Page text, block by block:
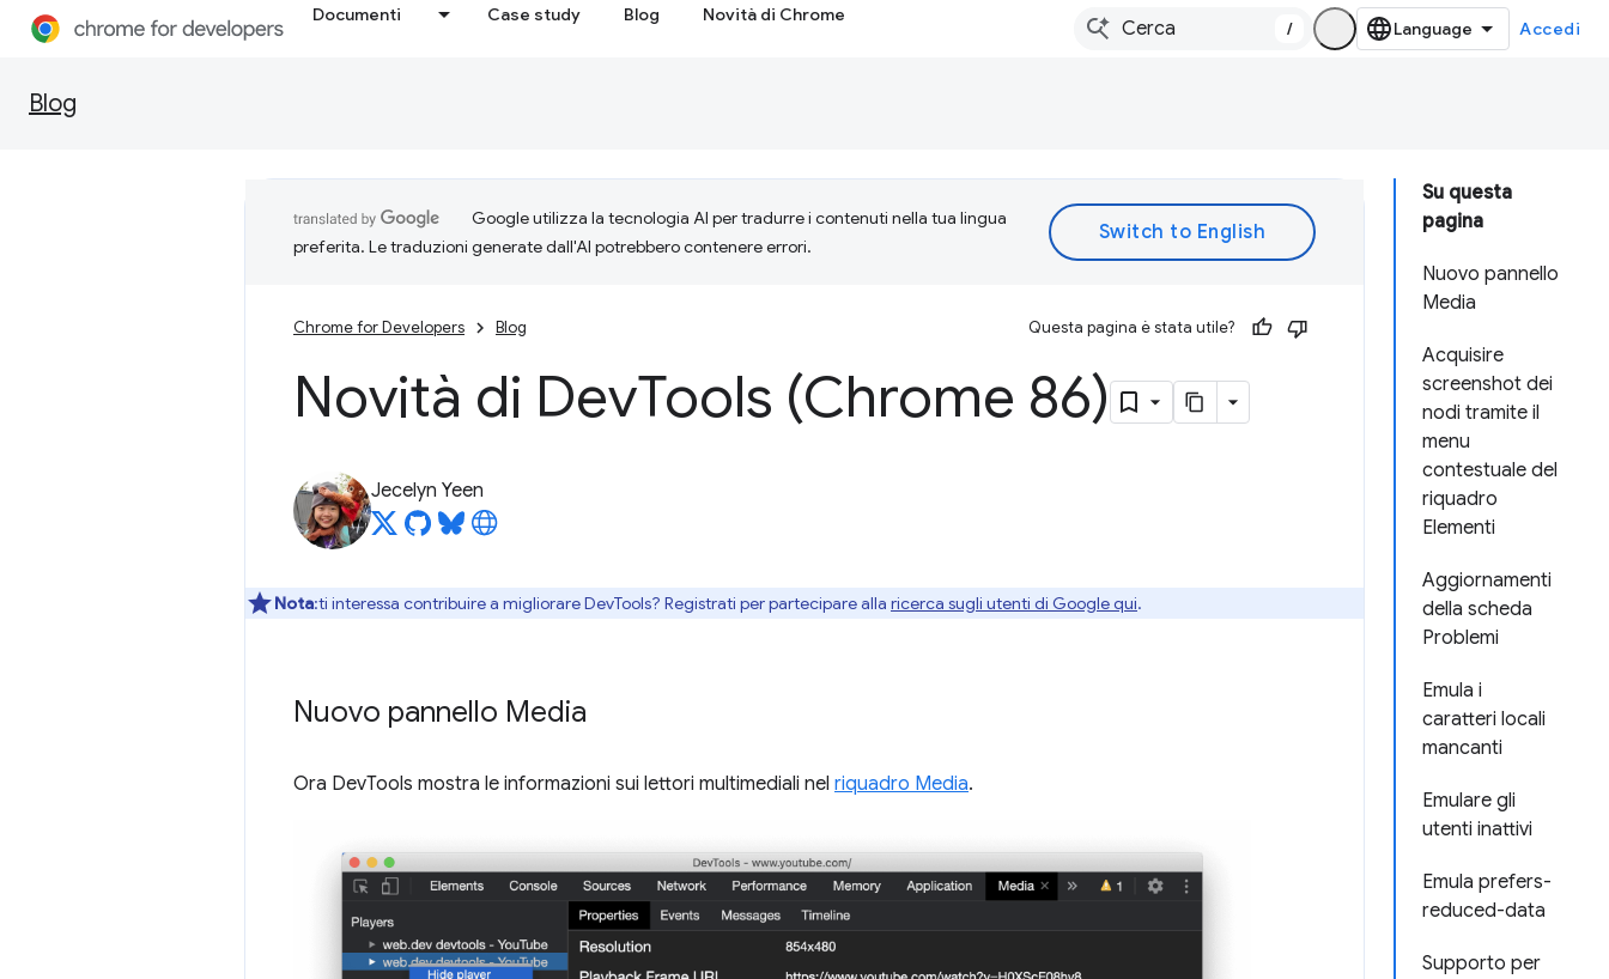
Documenti Case study Blog Novità di Chrome
/ Accedi
Blog
Su questa
pagina
Nuovo pannello
Media
Acquisire
screenshot dei
nodi tramite il
menu
contestuale del
riquadro
Elementi
Aggiornamenti
della scheda
Problemi
Emula i
caratteri locali
mancanti
Emulare gli
utenti inattivi
Emula prefers-
reduced-data
Supporto per
Google utilizza la tecnologia AI per tradurre i contenuti nella tua lingua
preferita. Le traduzioni generate dall'AI potrebbero contenere errori.
Chrome for Developers Blog Questa pagina è stata utile?
Novità di DevTools (Chrome 86)
Jecelyn Yeen
Nota:ti interessa contribuire a migliorare DevTools? Registrati per partecipare alla ricerca sugli utenti di Google qui.
Nuovo pannello Media
Ora DevTools mostra le informazioni sui lettori multimediali nel riquadro Media.